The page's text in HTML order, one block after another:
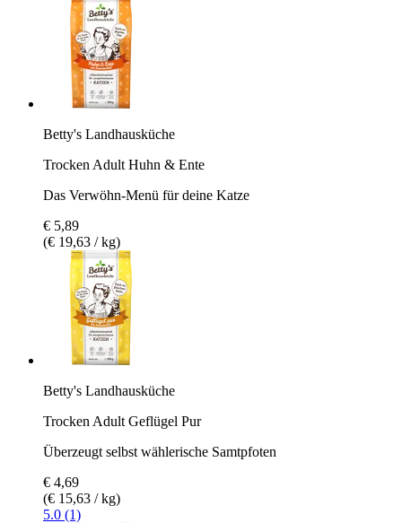
Betty's Landhausküche
Trocken Adult Huhn & Ente
Das Verwöhn-Menü für deine Katze
€ 5,89
(€ 19,63 / kg)
Betty's Landhausküche
Trocken Adult Geflügel Pur
Überzeugt selbst wählerische Samtpfoten
€ 4,69
(€ 15,63 / kg)
5.0 (1)